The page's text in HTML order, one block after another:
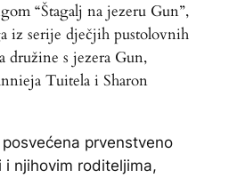
“Štagalj na jezeru Gun”,
iz serije dječjih pustolovnih
družine s jezera Gun,
Tuitela i Sharon
prvenstveno
njihovim roditeljima,